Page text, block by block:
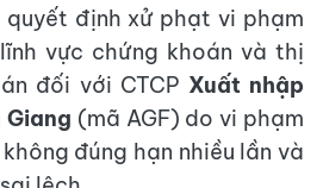
quyết định xử phạt vi phạm
vực chứng khoán và thị
đối với CTCP Xuất nhập
Giang (mã AGF) do vi phạm
đúng hạn nhiều lần và